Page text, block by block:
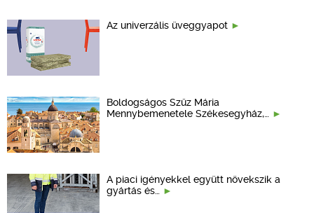
Az univerzális üveggyapot
Boldogságos Szűz Mária
Mennybemenetele Székesegyház,…
A piaci igényekkel együtt növekszik a
gyártás és…